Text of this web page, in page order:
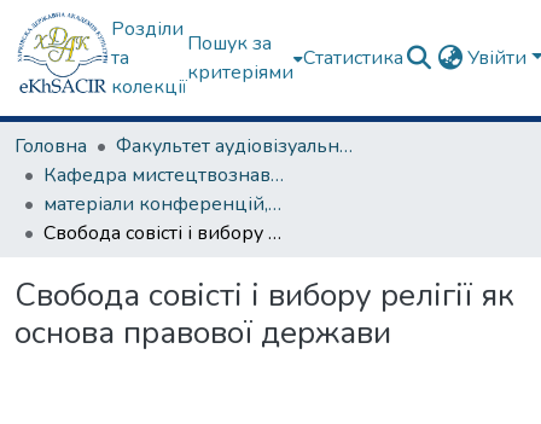
Розділи
та
колекції
Пошук за
критеріями
Статистика Увійти
Головна
Факультет аудіовізуального мистецтва
Кафедра мистецтвознавства
матеріали конференцій, семінарів, круглих столів та ін.
Свобода совісті і вибору релігії як основа правової держави
Свобода совісті і вибору релігії як
основа правової держави